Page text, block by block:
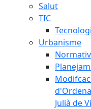
Salut
TIC
Urbanisme
Julià de